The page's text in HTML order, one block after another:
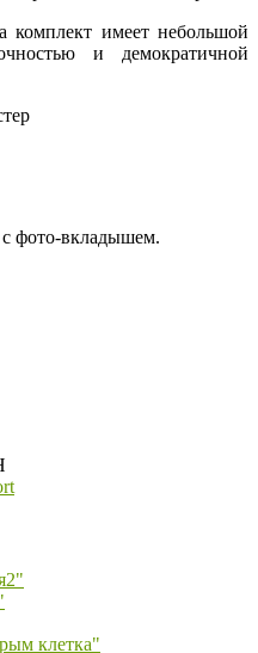
комплект имеет небольшой
и демократичной
фото-вкладышем.